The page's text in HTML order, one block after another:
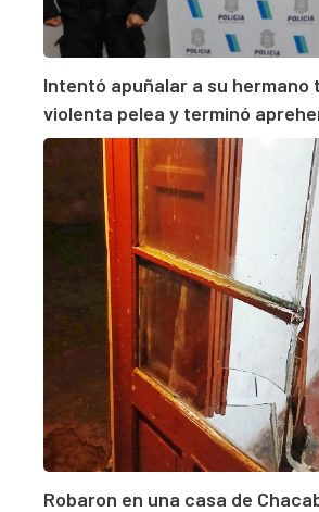
Intentó apuñalar a su hermano
violenta pelea y terminó
Robaron en una casa de